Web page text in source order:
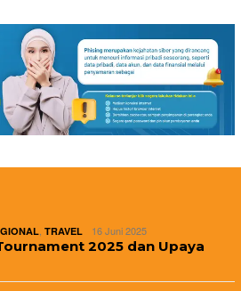
TRAVEL 16 Juni 2025
2025 dan Upaya